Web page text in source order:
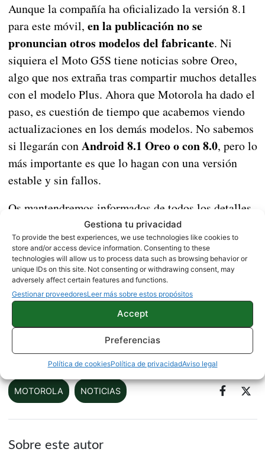
Gestiona tu privacidad
To provide the best experiences, we use technologies like cookies to
store and/or access device information. Consenting to these
technologies will allow us to process data such as browsing behavior or
unique IDs on this site. Not consenting or withdrawing consent, may
adversely affect certain features and functions.
Gestionar proveedoresLeer más sobre estos propósitos
Accept
Preferencias
Política de cookiesPolítica de privacidadAviso legal
Aunque la compañía ha oficializado la versión 8.1
para este móvil, en la publicación no se
pronuncian otros modelos del fabricante. Ni
siquiera el Moto G5S tiene noticias sobre Oreo,
algo que nos extraña tras compartir muchos detalles
con el modelo Plus. Ahora que Motorola ha dado el
paso, es cuestión de tiempo que acabemos viendo
actualizaciones en los demás modelos. No sabemos
si llegarán conAndroid 8.1 Oreo o con 8.0, pero lo
más importante es que lo hagan con una versión
estable y sin fallos.
Os mantendremos informados de todos los detalles
de Oreo para los demás modelos. Si tienes un Moto
G5S Plus y no has recibido nada,debes esperar a
que la OTA este disponible en tu país.
Compra el Xiaomi Redmi S2 por menos de 150
euros con envío internacional
Fuente |Motorola
MOTOROLA NOTICIAS
Sobre este autor